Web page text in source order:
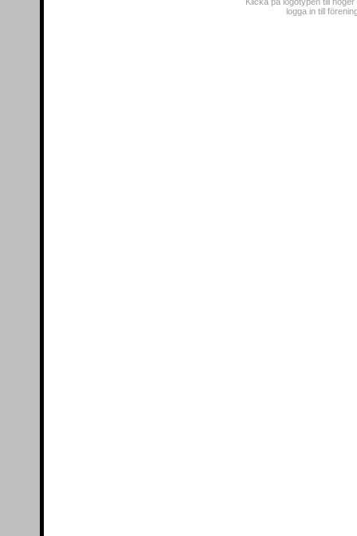
logga in till